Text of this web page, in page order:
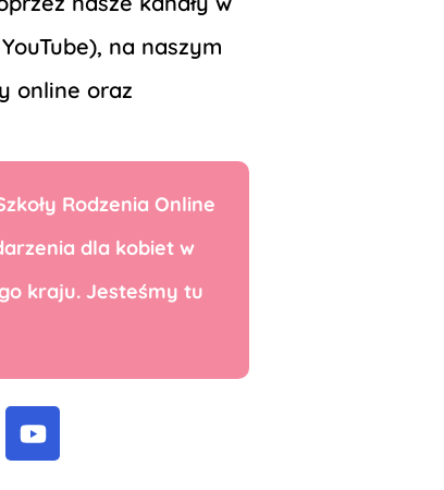
na naszym
online oraz
Rodzenia Online
dla kobiet w
kraju. Jesteśmy tu